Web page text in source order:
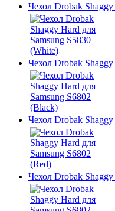
Чехол Drobak
Чехол Drobak
Чехол Drobak
Чехол Drobak